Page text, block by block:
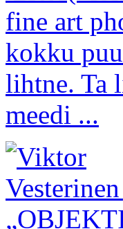
fine art
kokku
lihtne. Ta
meedi ...